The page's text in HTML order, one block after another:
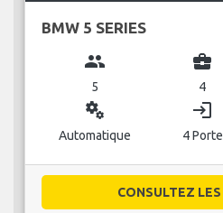
BMW 5 SERIES
group
5
business_center
4
miscellaneous_services
Automatique
login
4 Porte
CONSULTEZ